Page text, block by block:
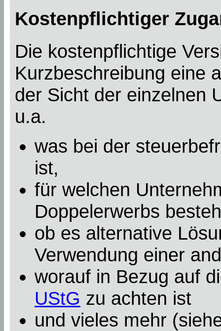
Kostenpflichtiger
Die kostenpflichtige
Kurzbeschreibung eine
der Sicht der einzelnen
u.a.
was bei der
ist,
für welchen
Doppelerwerbs
ob es alternative
Verwendung einer
worauf in Bezug auf
UStG zu achten ist
und vieles mehr